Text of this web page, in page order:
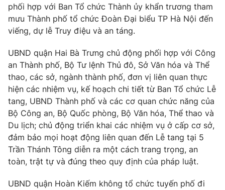
Thị trường 24h Tấm lòng Việt
VTV4 Vươn mình bằng AI
VTV9 VTV8
Liên hệ tòa soạn English
THỜI BÁO VTV
phối hợp với Ban Tổ chức Thành ủy khẩn trương tham
mưu Thành phố tổ chức Đoàn Đại biểu TP Hà Nội đến
viếng, dự lễ Truy điệu và an táng.
UBND quận Hai Bà Trưng chủ động phối hợp với Công
an Thành phố, Bộ Tư lệnh Thủ đô, Sở Văn hóa và Thể
thao, các sở, ngành thành phố, đơn vị liên quan thực
hiện các nhiệm vụ, kế hoạch chi tiết từ Ban Tổ chức Lễ
tang, UBND Thành phố và các cơ quan chức năng của
Bộ Công an, Bộ Quốc phòng, Bộ Văn hóa, Thể thao và
Du lịch; chủ động triển khai các nhiệm vụ ở cấp cơ sở,
đảm bảo mọi hoạt động liên quan đến Lễ tang tại 5
Trần Thánh Tông diễn ra một cách trang trọng, an
toàn, trật tự và đúng theo quy định của pháp luật.
UBND quận Hoàn Kiếm không tổ chức tuyến phố đi